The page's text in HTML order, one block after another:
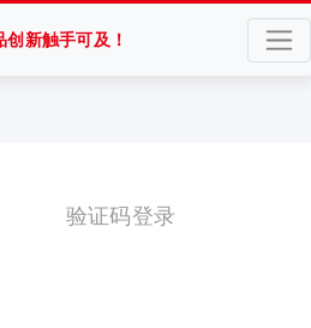
创新触手可及！
验证码登录